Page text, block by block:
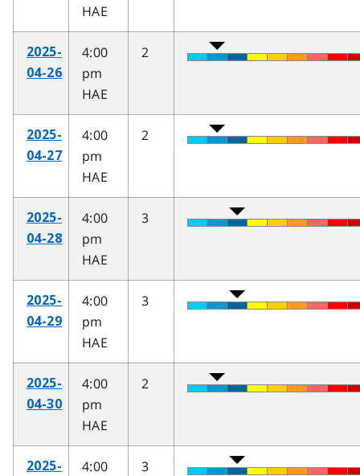
HAE
2025-
04-26
4:00
pm
HAE
2
2025-
04-27
4:00
pm
HAE
2
2025-
04-28
4:00
pm
HAE
3
2025-
04-29
4:00
pm
HAE
3
2025-
04-30
4:00
pm
HAE
2
2025-
4:00
3